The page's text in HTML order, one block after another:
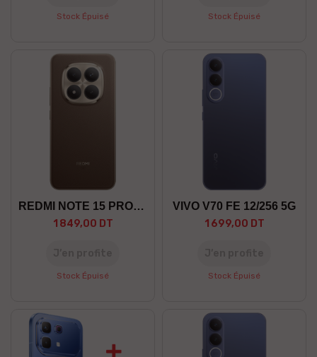
Stock Épuisé Stock Épuisé
REDMI NOTE 15 PRO+ 8/256 5G
1 849,00 DT
Stock Épuisé
VIVO V70 FE 12/256 5G
1 699,00 DT
Stock Épuisé